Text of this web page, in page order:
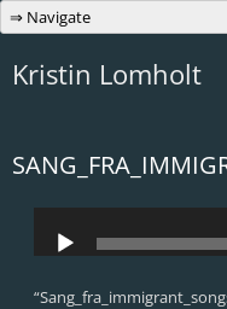
Kristin Lomholt
Player